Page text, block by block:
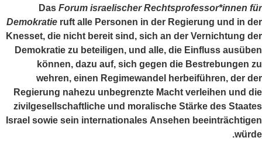
DasForum israelischer
Demokratieruft alle Personen in der Regierung und
Knesset, die nicht bereit sind, sich an der
Demokratie zu beteiligen, und alle, die Einfluss
können, dazu auf, sich gegen die
wehren, einen Regimewandel herbeiführen,
Regierung nahezu unbegrenzte Macht verleihen
zivilgesellschaftliche und moralische Stärke des
Israel sowie sein internationales Ansehen